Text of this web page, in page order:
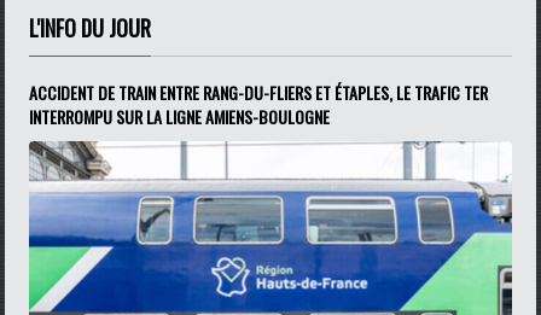
L'INFO DU JOUR
ACCIDENT DE TRAIN ENTRE RANG-DU-FLIERS ET ÉTAPLES, LE TRAFIC TER
INTERROMPU SUR LA LIGNE AMIENS-BOULOGNE